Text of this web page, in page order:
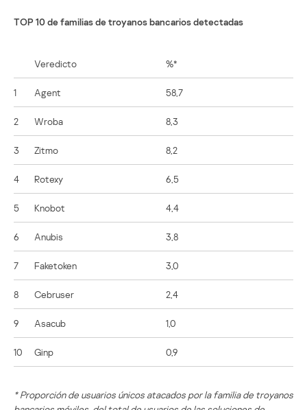
TOP 10 de familias de troyanos bancarios detectadas
Veredicto %*
1 Agent 58,7
2 Wroba 8,3
3 Zitmo 8,2
4 Rotexy 6,5
5 Knobot 4,4
6 Anubis 3,8
7 Faketoken 3,0
8 Cebruser 2,4
9 Asacub 1,0
10 Ginp 0,9
* Proporción de usuarios únicos atacados por la familia de troyanos